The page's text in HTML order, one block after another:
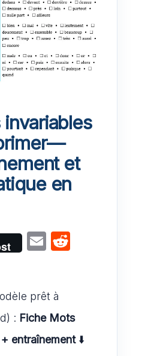
et
en
E
l
t
prêt à
: Fiche Mots
entraînement⬇️